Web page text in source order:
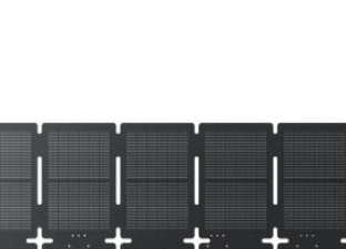
btw-nummer tijdens het afrekenen
Zonnepaneel –
en ideaal voor
Op voorraad